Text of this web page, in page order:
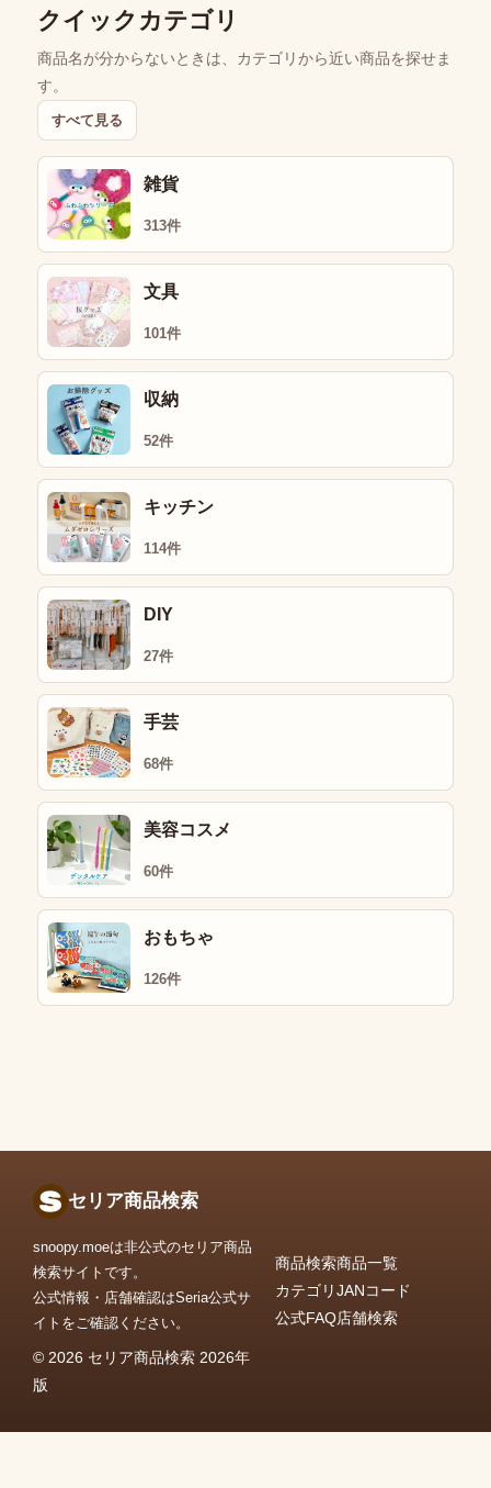
クイックカテゴリ
商品名が分からないときは、カテゴリから近い商品を探せま
す。
すべて見る
雑貨
313件
文具
101件
収納
52件
キッチン
114件
DIY
27件
手芸
68件
美容コスメ
60件
おもちゃ
126件
セリア商品検索
snoopy.moeは非公式のセリア商品
検索サイトです。
公式情報・店舗確認はSeria公式サ
イトをご確認ください。
© 2026 セリア商品検索 2026年
版
商品検索商品一覧
カテゴリJANコード
公式FAQ店舗検索